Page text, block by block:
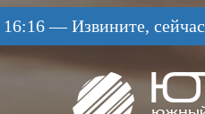
16:16—Извините,